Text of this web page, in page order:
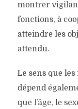
montrer
fonctions, à
atteindre les
attendu.
Le sens que
dépend
que l’âge, le